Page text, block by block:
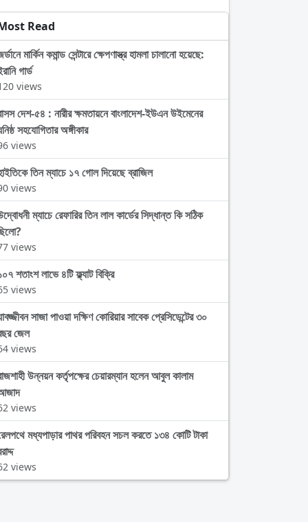
Read
মার্কিন কমান্ড সেন্টারে ক্ষেপণাস্ত্র হামলা চালানো হয়েছে:
গার্ড
views
দেশ-৫৪ : নারীর ক্ষমতায়নে বাংলাদেশ-ইউএন উইমেনের
সহযোগিতার অঙ্গীকার
views
তিন ম্যাচে ১৭ গোল দিয়েছে ব্রাজিল
views
ম্যাচে রেফারির তিন লাল কার্ডের সিদ্ধান্ত কি সঠিক
views
শতাংশ লাভে ৪টি ফ্ল্যাট বিক্রি
views
সাজা পাওয়া দক্ষিণ কোরিয়ার সাবেক প্রেসিডেন্টের ৩০
জেল
views
উন্নয়ন কর্তৃপক্ষের চেয়ারম্যান হলেন আবুল কালাম
views
মধ্যপাড়ার পাথর পরিবহন সচল করতে ১৩৪ কোটি টাকা
views